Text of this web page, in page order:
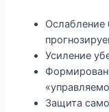
Ослабление
Усиление
Защита